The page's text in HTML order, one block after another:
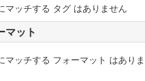
マッチする タグ はありません
マット
マッチする フォーマット はありま